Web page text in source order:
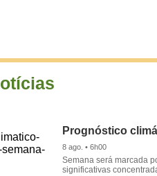
Prognóstico
8 ago. • 6h00
Semana será marcada
significativas